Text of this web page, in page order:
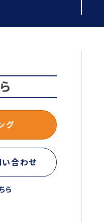
グ
い合わせ
ら